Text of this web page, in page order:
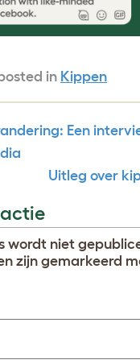
in Kippen
Een
Uitleg over
wordt niet
zijn gemarkeerd